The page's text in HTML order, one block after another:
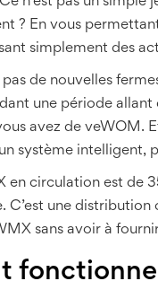
? En vous
simplement des
de nouvelles
une période allant
avez de veWOM.
système intelligent,
en circulation est de
C’est une distribution
sans avoir à